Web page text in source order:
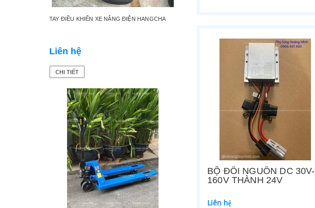
BỘ ĐỔI NGUỒN DC 30V-
160V THÀNH 24V
Liên hệ
TAY ĐIỀU KHIỂN XE NÂNG ĐIỆN HANGCHA
Liên hệ
CHI TIẾT